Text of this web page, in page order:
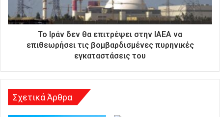
ύ
η
Το Ιράν δεν θα επιτρέψει στην ΙΑΕΑ να
επιθεωρήσει τις βομβαρδισμένες πυρηνικές
εγκαταστάσεις του
Σχετικά Άρθρα